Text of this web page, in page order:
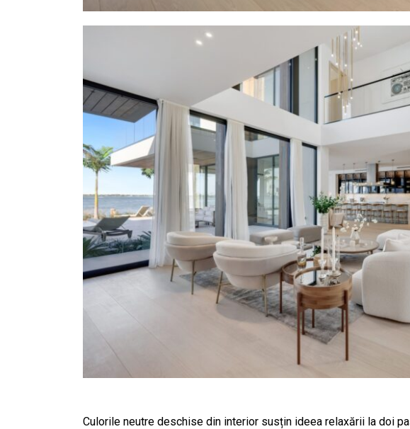
Culorile neutre deschise din interior susțin ideea relaxării la doi